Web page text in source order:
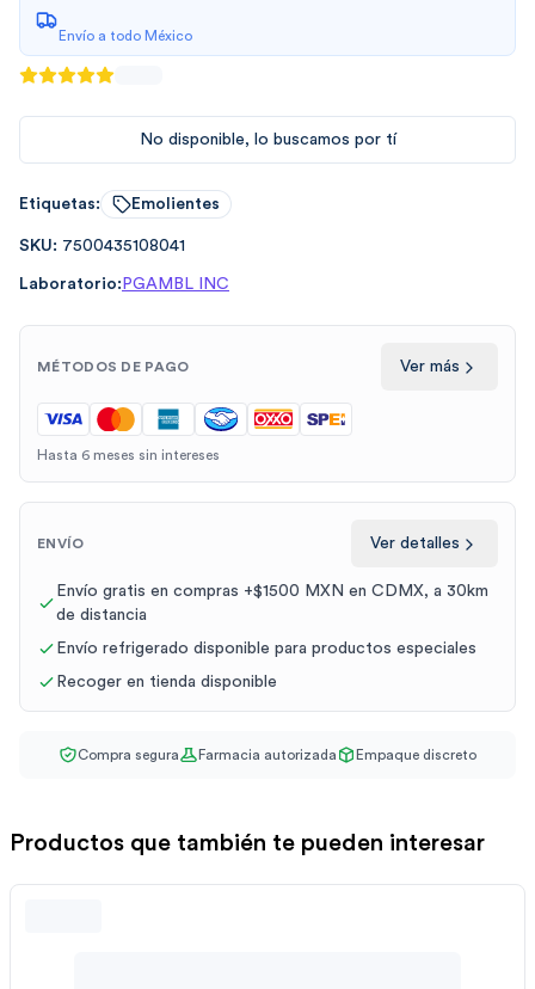
Envío a todo México
No disponible, lo buscamos por tí
Etiquetas: Emolientes
SKU: 7500435108041
Laboratorio: PGAMBL INC
MÉTODOS DE PAGO Ver más
Hasta 6 meses sin intereses
ENVÍO Ver detalles
Envío gratis en compras +$1500 MXN en CDMX, a 30km
de distancia
Envío refrigerado disponible para productos especiales
Recoger en tienda disponible
Compra segura Farmacia autorizada Empaque discreto
Productos que también te pueden interesar